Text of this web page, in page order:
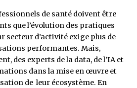
de santé doivent être
que l’évolution des pratiques
secteur d’activité exige plus de
performantes. Mais,
des experts de la data, de l’IA et
dans la mise en œuvre et
de leur écosystème. En